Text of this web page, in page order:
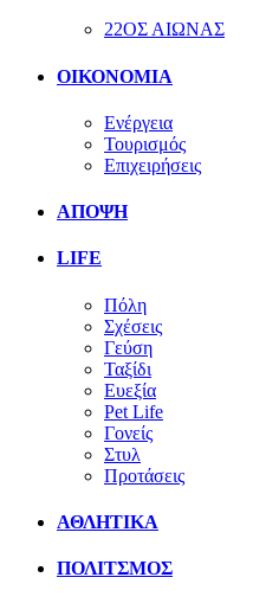
22ΟΣ ΑΙΩΝΑΣ
ΟΙΚΟΝΟΜΙΑ
Ενέργεια
Τουρισμός
Επιχειρήσεις
ΑΠΟΨΗ
LIFE
Πόλη
Σχέσεις
Γεύση
Ταξίδι
Ευεξία
Pet Life
Γονείς
Στυλ
Προτάσεις
ΑΘΛΗΤΙΚΑ
ΠΟΛΙΤΣΜΟΣ